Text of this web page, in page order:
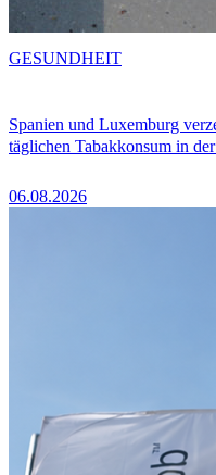
Spanien und Luxemburg
täglichen Tabakkonsum in
06.08.2026
GESUNDHEIT